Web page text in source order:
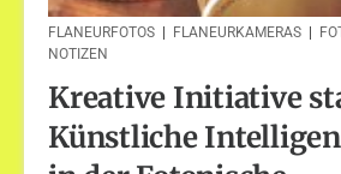
FLANEURFOTOS | FLANEURKAMERAS |
NOTIZEN
Kreative Initiative
Künstliche